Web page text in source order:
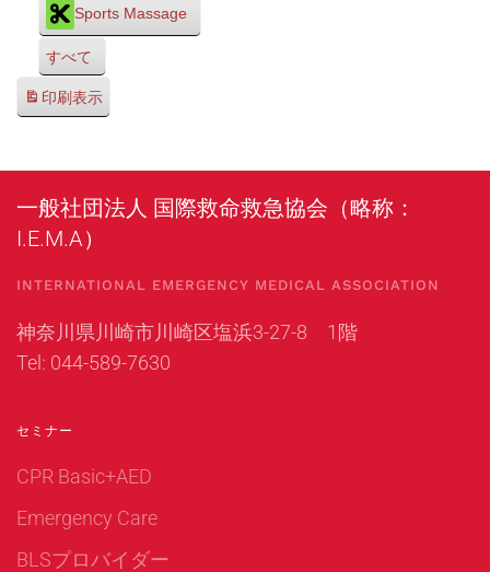
Sports Massage
すべて
印刷表示
一般社団法人 国際救命救急協会（略称：
I.E.M.A）
INTERNATIONAL EMERGENCY MEDICAL ASSOCIATION
神奈川県川崎市川崎区塩浜3-27-8 1階
Tel: 044-589-7630
セミナー
CPR Basic+AED
Emergency Care
BLSプロバイダー